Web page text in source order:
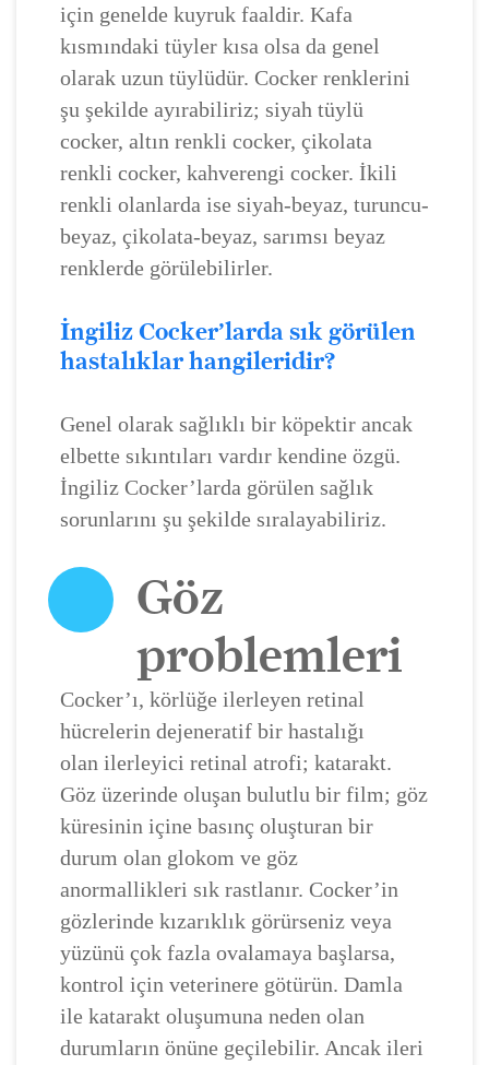
için genelde kuyruk faaldir. Kafa
kısmındaki tüyler kısa olsa da genel
olarak uzun tüylüdür. Cocker renklerini
şu şekilde ayırabiliriz; siyah tüylü
cocker, altın renkli cocker, çikolata
renkli cocker, kahverengi cocker. İkili
renkli olanlarda ise siyah-beyaz, turuncu-
beyaz, çikolata-beyaz, sarımsı beyaz
renklerde görülebilirler.
İngiliz Cocker’larda sık görülen
hastalıklar hangileridir?
Genel olarak sağlıklı bir köpektir ancak
elbette sıkıntıları vardır kendine özgü.
İngiliz Cocker’larda görülen sağlık
sorunlarını şu şekilde sıralayabiliriz.
Göz
problemleri
Cocker’ı, körlüğe ilerleyen retinal
hücrelerin dejeneratif bir hastalığı
olan ilerleyici retinal atrofi; katarakt.
Göz üzerinde oluşan bulutlu bir film; göz
küresinin içine basınç oluşturan bir
durum olan glokom ve göz
anormallikleri sık rastlanır. Cocker’in
gözlerinde kızarıklık görürseniz veya
yüzünü çok fazla ovalamaya başlarsa,
kontrol için veterinere götürün. Damla
ile katarakt oluşumuna neden olan
durumların önüne geçilebilir. Ancak ileri